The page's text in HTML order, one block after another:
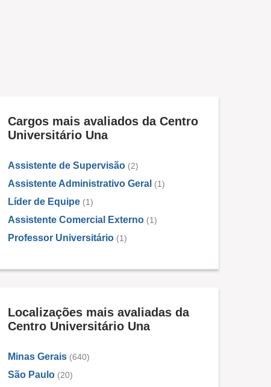
Cargos mais avaliados da Centro
Universitário Una
Assistente de Supervisão (2)
Assistente Administrativo Geral (1)
Líder de Equipe (1)
Assistente Comercial Externo (1)
Professor Universitário (1)
Localizações mais avaliadas da
Centro Universitário Una
Minas Gerais (640)
São Paulo (20)